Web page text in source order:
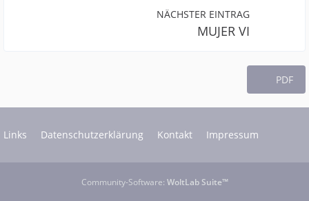
NÄCHSTER EINTRAG
MUJER VI
PDF
Links Datenschutzerklärung Kontakt Impressum
Community-Software: WoltLab Suite™